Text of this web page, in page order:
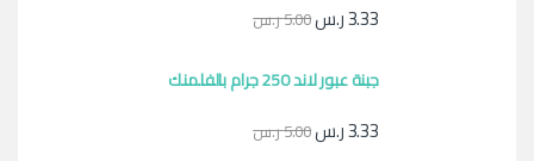
3.33ر.س5.00ر.س
جبنة عبور لاند 250 جرام بالفلمنك
3.33ر.س5.00ر.س